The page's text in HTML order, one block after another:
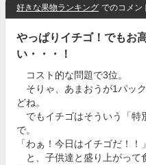
好きな果物ランキング でのコメン
やっぱりイチゴ！でもお
い・・・！
コスト的な問題で3位。
そりゃ、あまおうが1パッ
どね。
でもイチゴはそういう「特
で。
「わぁ！今日はイチゴだ！！」
と、子供達と盛り上がって